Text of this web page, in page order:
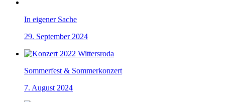
In eigener Sache
29. September 2024
Sommerfest & Sommerkonzert
7. August 2024